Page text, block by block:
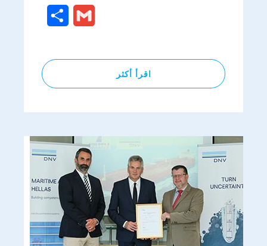
Gmail
اقرأ أكثر